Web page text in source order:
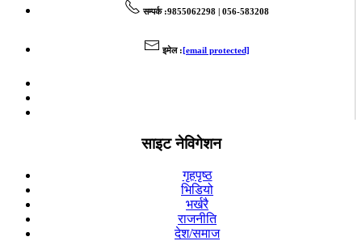
सम्पर्क:9855062298 | 056-583208
इमेल: [email protected]
साइट नेविगेशन
गृहपृष्ठ
भिडियो
भर्खरै
राजनीति
देश/समाज